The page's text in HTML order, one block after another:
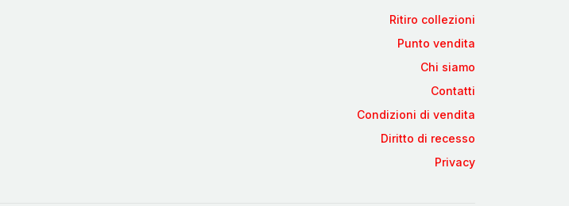
Ritiro collezioni
Punto vendita
Chi siamo
Contatti
Condizioni di vendita
Diritto di recesso
Privacy